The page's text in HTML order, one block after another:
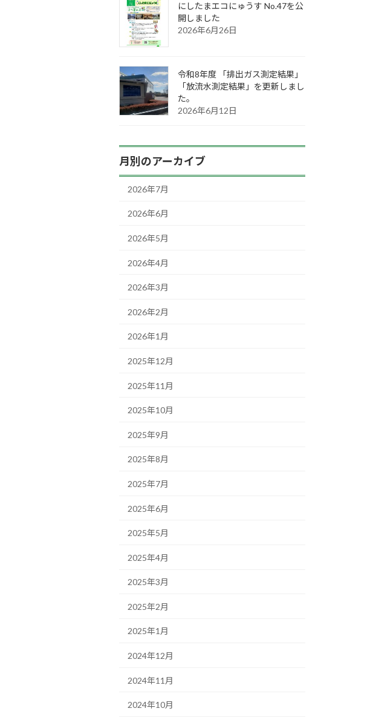
にしたまエコにゅうす No.47を公
開しました
2026年6月26日
令和8年度 「排出ガス測定結果」
「放流水測定結果」を更新しまし
た。
2026年6月12日
月別のアーカイブ
2026年7月
2026年6月
2026年5月
2026年4月
2026年3月
2026年2月
2026年1月
2025年12月
2025年11月
2025年10月
2025年9月
2025年8月
2025年7月
2025年6月
2025年5月
2025年4月
2025年3月
2025年2月
2025年1月
2024年12月
2024年11月
2024年10月